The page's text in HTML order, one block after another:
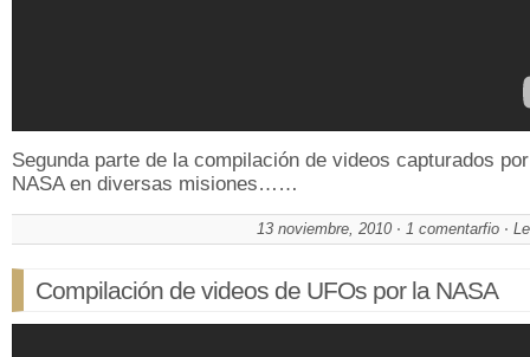
Segunda parte de la compilación de videos capturados
NASA en diversas misiones……
13 noviembre, 2010 1 comentarfio
Compilación de videos de UFOs por la NASA